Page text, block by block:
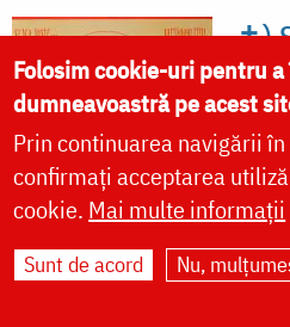
✝)
Folosim cookie-uri pentru
dumneavoastră pe acest
Prin continuarea navigării
confirmați acceptarea
cookie. Mai multe informații
Sunt de acord Nu,